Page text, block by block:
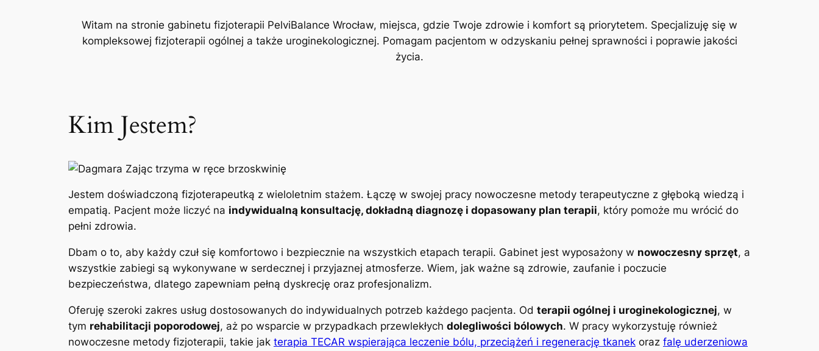
Witam na stronie gabinetu fizjoterapii PelviBalance Wrocław, miejsca, gdzie Twoje zdrowie i komfort są priorytetem. Specjalizuję się w
kompleksowej fizjoterapii ogólnej a także uroginekologicznej. Pomagam pacjentom w odzyskaniu pełnej sprawności i poprawie jakości
życia.
Kim Jestem?
Jestem doświadczoną fizjoterapeutką z wieloletnim stażem. Łączę w swojej pracy nowoczesne metody terapeutyczne z głęboką wiedzą i
empatią. Pacjent może liczyć na indywidualną konsultację, dokładną diagnozę i dopasowany plan terapii, który pomoże mu wrócić do
pełni zdrowia.
Dbam o to, aby każdy czuł się komfortowo i bezpiecznie na wszystkich etapach terapii. Gabinet jest wyposażony w nowoczesny sprzęt, a
wszystkie zabiegi są wykonywane w serdecznej i przyjaznej atmosferze. Wiem, jak ważne są zdrowie, zaufanie i poczucie
bezpieczeństwa, dlatego zapewniam pełną dyskrecję oraz profesjonalizm.
Oferuję szeroki zakres usług dostosowanych do indywidualnych potrzeb każdego pacjenta. Od terapii ogólnej i uroginekologicznej, w
tym rehabilitacji poporodowej, aż po wsparcie w przypadkach przewlekłych dolegliwości bólowych. W pracy wykorzystuję również
nowoczesne metody fizjoterapii, takie jak terapia TECAR wspierająca leczenie bólu, przeciążeń i regenerację tkanek oraz falę uderzeniowa